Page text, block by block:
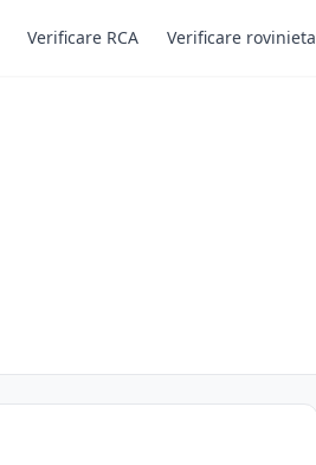
Verificare RCA Verificare rovinieta